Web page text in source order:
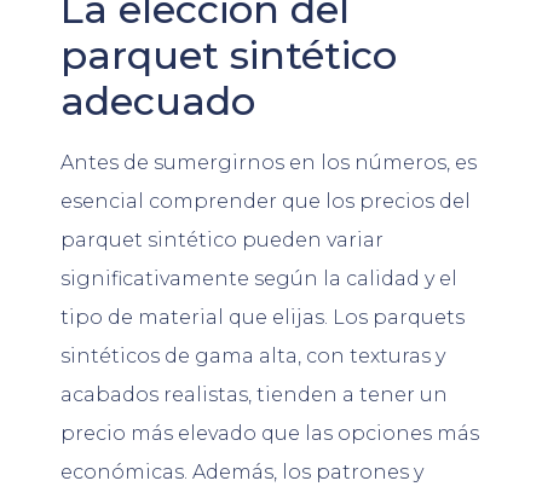
parquet sintético
adecuado
Antes de sumergirnos en los números, es
esencial comprender que los precios del
parquet sintético pueden variar
significativamente según la calidad y el
tipo de material que elijas. Los parquets
sintéticos de gama alta, con texturas y
acabados realistas, tienden a tener un
precio más elevado que las opciones más
económicas. Además, los patrones y